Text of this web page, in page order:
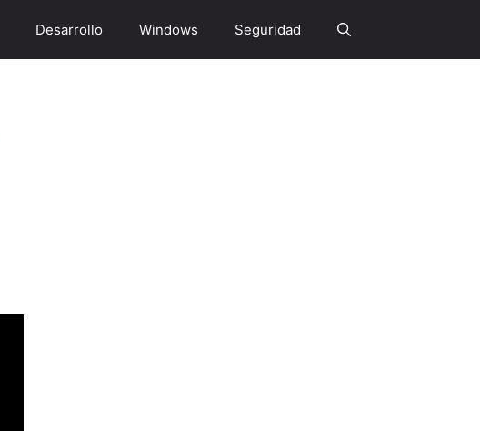
Desarrollo Windows Seguridad